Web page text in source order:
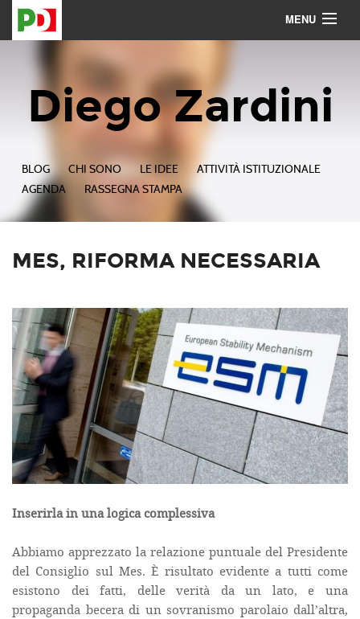
MENU
Diego Zardini
BLOG CHI SONO LE IDEE
ATTIVITÀ ISTITUZIONALE
AGENDA
RASSEGNA STAMPA
MES, RIFORMA NECESSARIA
Inserirla in una logica complessiva
Abbiamo apprezzato la relazione puntuale del Presidente
del Consiglio sul Mes. È risultato evidente a tutti come
esistono dei fatti, delle verità da un lato, e una
propaganda becera di un sovranismo parolaio dall’altra,